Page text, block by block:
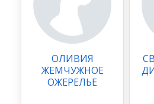
ОЛИВИЯ
ЖЕМЧУЖНОЕ
ОЖЕРЕЛЬЕ